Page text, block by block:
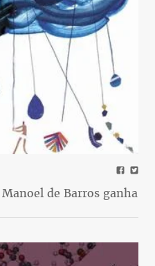
de Barros ganha